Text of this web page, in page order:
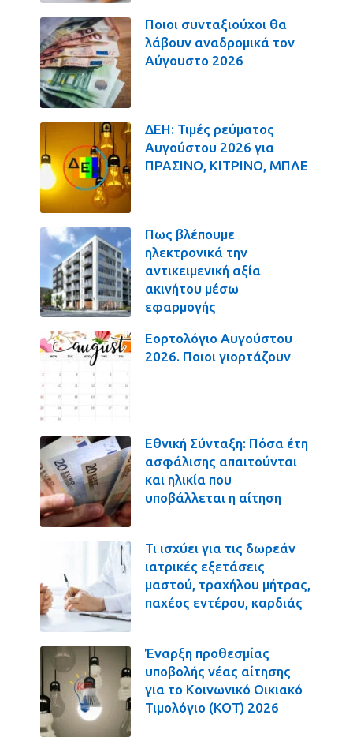
Ποιοι συνταξιούχοι θα
λάβουν αναδρομικά τον
Αύγουστο 2026
ΔΕΗ: Τιμές ρεύματος
Αυγούστου 2026 για
ΠΡΑΣΙΝΟ, ΚΙΤΡΙΝΟ, ΜΠΛΕ
Πως βλέπουμε
ηλεκτρονικά την
αντικειμενική αξία
ακινήτου μέσω
εφαρμογής
Εορτολόγιο Αυγούστου
2026. Ποιοι γιορτάζουν
Εθνική Σύνταξη: Πόσα έτη
ασφάλισης απαιτούνται
και ηλικία που
υποβάλλεται η αίτηση
Τι ισχύει για τις δωρεάν
ιατρικές εξετάσεις
μαστού, τραχήλου μήτρας,
παχέος εντέρου, καρδιάς
Έναρξη προθεσμίας
υποβολής νέας αίτησης
για το Κοινωνικό Οικιακό
Τιμολόγιο (ΚΟΤ) 2026